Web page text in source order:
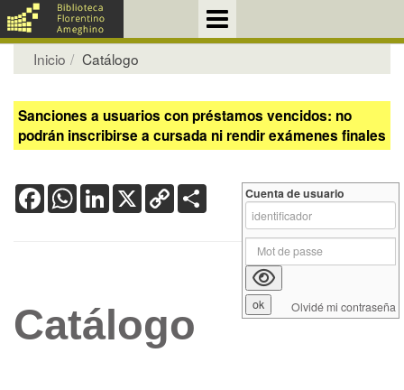
Inicio Catálogo
Sanciones a usuarios con préstamos vencidos: no
podrán inscribirse a cursada ni rendir exámenes finales
FacebookWhatsApp
LinkedIn
X Copy
Link
Catálogo
Cuenta de usuario
Olvidé mi contraseña